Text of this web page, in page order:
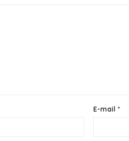
E-mail*